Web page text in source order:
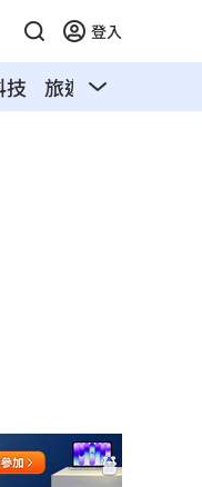
登入
技 旅遊 汽車